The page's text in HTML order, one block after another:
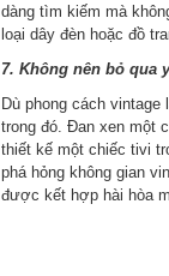
dàng tìm kiếm mà
loại dây đèn hoặc đồ
7. Không nên bỏ qua
Dù phong cách
trong đó. Đan xen một
thiết kế một chiếc tivi
phá hỏng không gian
được kết hợp hài hòa